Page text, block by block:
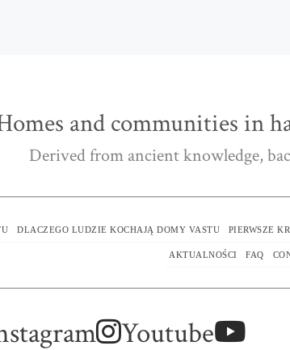
and communities in
Derived from ancient knowledge,
DLACZEGO LUDZIE KOCHAJĄ DOMY VASTU PIERWSZE
AKTUALNOŚCI FAQ
Youtube